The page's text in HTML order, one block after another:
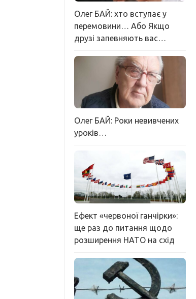
Олег БАЙ: хто вступає у
перемовини… Або Якщо
друзі запевняють вас…
Олег БАЙ: Роки невивчених
уроків…
Ефект «червоної ганчірки»:
ще раз до питання щодо
розширення НАТО на схід